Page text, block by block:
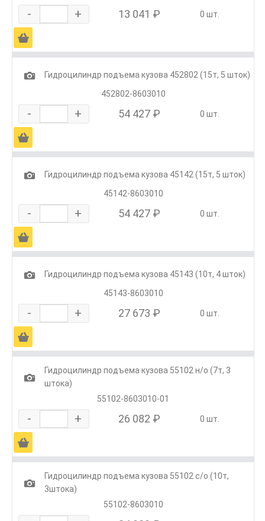
- + 13 041 ₽ 0 шт.
Ä
1
Гидроцилиндр подъема кузова 452802 (15т, 5 шток)
452802-8603010
- + 54 427 ₽ 0 шт.
Ä
1
Гидроцилиндр подъема кузова 45142 (15т, 5 шток)
45142-8603010
- + 54 427 ₽ 0 шт.
Ä
1
Гидроцилиндр подъема кузова 45143 (10т, 4 шток)
45143-8603010
- + 27 673 ₽ 0 шт.
Ä
1
Гидроцилиндр подъема кузова 55102 н/о (7т, 3
штока)
55102-8603010-01
- + 26 082 ₽ 0 шт.
Ä
1
Гидроцилиндр подъема кузова 55102 с/о (10т,
3штока)
55102-8603010